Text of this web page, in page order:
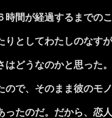
間が経過するまでのこ
としてわたしのなすが
どうなのかと思った。
で、そのまま彼のモノ
たのだ。だから、恋